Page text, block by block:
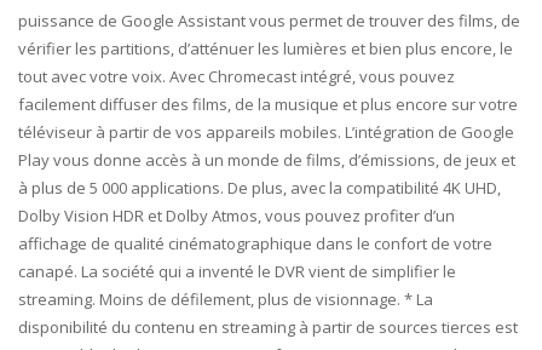
puissance de Google Assistant vous permet de trouver des films, de
vérifier les partitions, d’atténuer les lumières et bien plus encore, le
tout avec votre voix. Avec Chromecast intégré, vous pouvez
facilement diffuser des films, de la musique et plus encore sur votre
téléviseur à partir de vos appareils mobiles. L’intégration de Google
Play vous donne accès à un monde de films, d’émissions, de jeux et
à plus de 5 000 applications. De plus, avec la compatibilité 4K UHD,
Dolby Vision HDR et Dolby Atmos, vous pouvez profiter d’un
affichage de qualité cinématographique dans le confort de votre
canapé. La société qui a inventé le DVR vient de simplifier le
streaming. Moins de défilement, plus de visionnage. * La
disponibilité du contenu en streaming à partir de sources tierces est